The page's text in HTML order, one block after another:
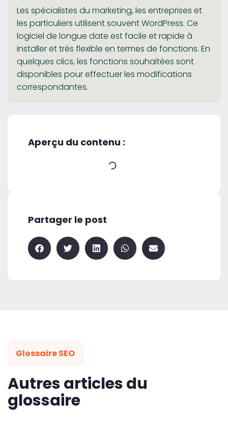
Les spécialistes du marketing, les entreprises et
les particuliers utilisent souvent WordPress. Ce
logiciel de longue date est facile et rapide à
installer et très flexible en termes de fonctions. En
quelques clics, les fonctions souhaitées sont
disponibles pour effectuer les modifications
correspondantes.
Aperçu du contenu :
Partager le post
Glossaire SEO
Autres articles du
glossaire